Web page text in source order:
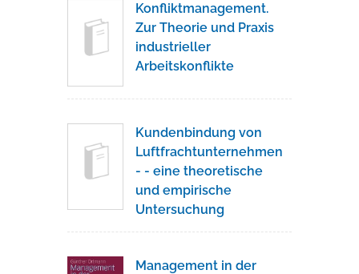
Konfliktmanagement.
Zur Theorie und Praxis
industrieller
Arbeitskonflikte
Kundenbindung von
Luftfrachtunternehmen
- - eine theoretische
und empirische
Untersuchung
Management in der